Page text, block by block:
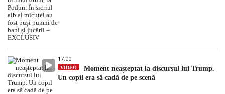
17:00
VIDEO
Moment neașteptat la discursul lui Trump.
Un copil era să cadă de pe scenă